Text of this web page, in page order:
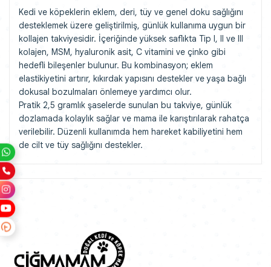
Kedi ve köpeklerin eklem, deri, tüy ve genel doku sağlığını
desteklemek üzere geliştirilmiş, günlük kullanıma uygun bir
kollajen takviyesidir. İçeriğinde yüksek saflıkta Tip I, II ve III
kolajen, MSM, hyaluronik asit, C vitamini ve çinko gibi
hedefli bileşenler bulunur. Bu kombinasyon; eklem
elastikiyetini artırır, kıkırdak yapısını destekler ve yaşa bağlı
dokusal bozulmaları önlemeye yardımcı olur.
Pratik 2,5 gramlık şaselerde sunulan bu takviye, günlük
dozlamada kolaylık sağlar ve mama ile karıştırılarak rahatça
verilebilir. Düzenli kullanımda hem hareket kabiliyetini hem
de cilt ve tüy sağlığını destekler.